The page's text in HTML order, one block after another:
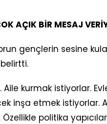
AÇIK BİR MESAJ
gençlerin sesine
kurmak istiyorlar.
inşa etmek istiyorlar.
politika